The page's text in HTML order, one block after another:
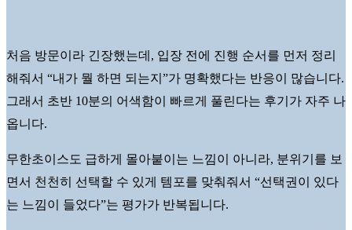
처음 방문이라 긴장했는데, 입장 전에 진행 순서를 먼저 정리
해줘서 “내가 뭘 하면 되는지”가 명확했다는 반응이 많습니다.
그래서 초반 10분의 어색함이 빠르게 풀린다는 후기가 자주 나
옵니다.
무한초이스도 급하게 몰아붙이는 느낌이 아니라, 분위기를 보
면서 천천히 선택할 수 있게 템포를 맞춰줘서 “선택권이 있다
는 느낌이 들었다”는 평가가 반복됩니다.